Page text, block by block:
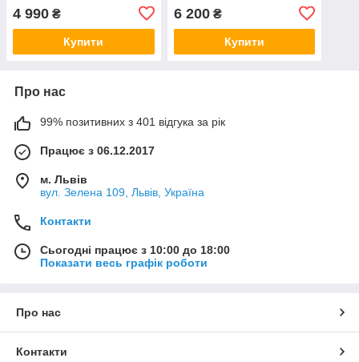
4 990 ₴
Купити
6 200₴
Купити
Про нас
99% позитивних з 401 відгука за рік
Працює з 06.12.2017
м. Львів
вул. Зелена 109, Львів, Україна
Контакти
Сьогодні працює з 10:00 до 18:00
Показати весь графік роботи
Про нас
Контакти